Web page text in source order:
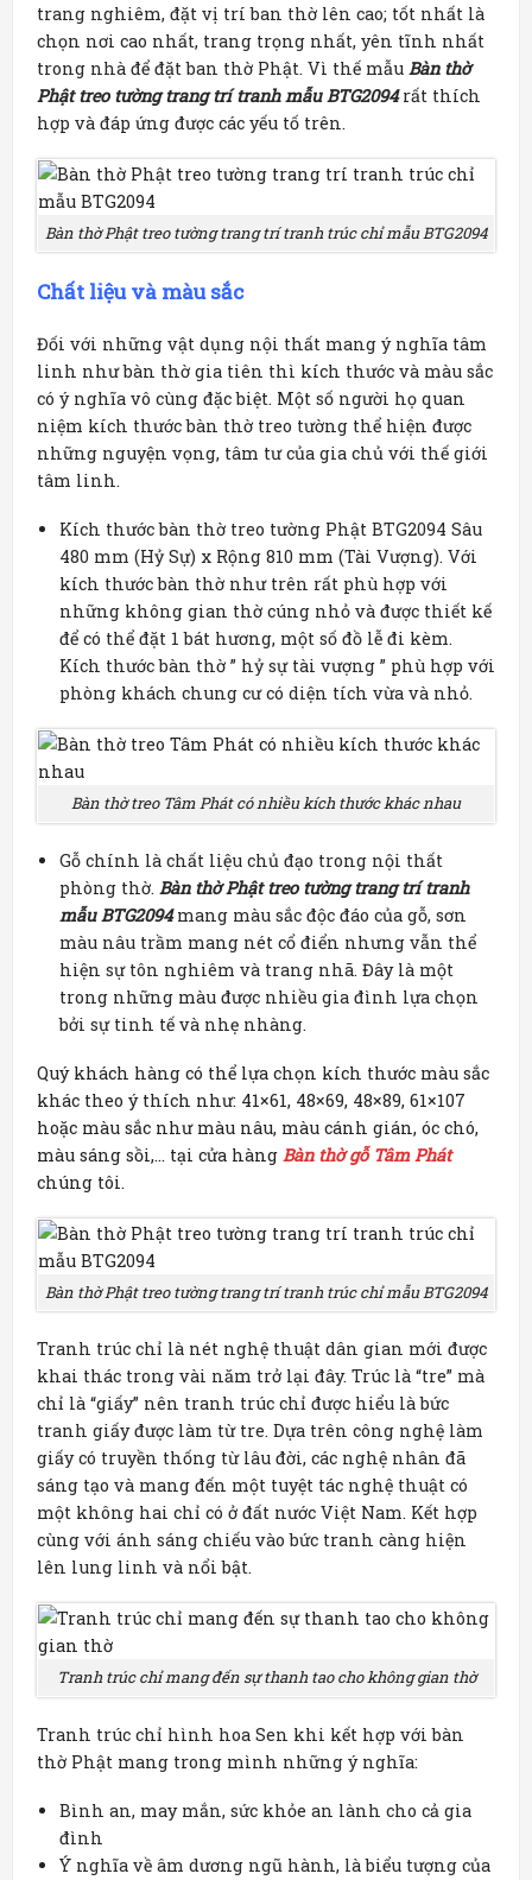
trang nghiêm, đặt vị trí ban thờ lên cao; tốt nhất là
chọn nơi cao nhất, trang trọng nhất, yên tĩnh nhất
trong nhà để đặt ban thờ Phật. Vì thế mẫu Bàn thờ
Phật treo tường trang trí tranh mẫu BTG2094rất thích
hợp và đáp ứng được các yếu tố trên.
Bàn thờ Phật treo tường trang trí tranh trúc chỉ mẫu BTG2094
Chất liệu và màu sắc
Đối với những vật dụng nội thất mang ý nghĩa tâm
linh như bàn thờ gia tiên thì kích thước và màu sắc
có ý nghĩa vô cùng đặc biệt. Một số người họ quan
niệm kích thước bàn thờ treo tường thể hiện được
những nguyện vọng, tâm tư của gia chủ với thế giới
tâm linh.
Kích thước bàn thờ treo tường Phật BTG2094 Sâu
480 mm (Hỷ Sự) x Rộng 810 mm (Tài Vượng). Với
kích thước bàn thờ như trên rất phù hợp với
những không gian thờ cúng nhỏ và được thiết kế
để có thể đặt 1 bát hương, một số đồ lễ đi kèm.
Kích thước bàn thờ ” hỷ sự tài vượng ” phù hợp với
phòng khách chung cư có diện tích vừa và nhỏ.
Bàn thờ treo Tâm Phát có nhiều kích thước khác nhau
Gỗ chính là chất liệu chủ đạo trong nội thất
phòng thờ. Bàn thờ Phật treo tường trang trí tranh
mẫu BTG2094 mang màu sắc độc đáo của gỗ, sơn
màu nâu trầm mang nét cổ điển nhưng vẫn thể
hiện sự tôn nghiêm và trang nhã. Đây là một
trong những màu được nhiều gia đình lựa chọn
bởi sự tinh tế và nhẹ nhàng.
Quý khách hàng có thể lựa chọn kích thước màu sắc
khác theo ý thích như: 41×61, 48×69, 48×89, 61×107
hoặc màu sắc như màu nâu, màu cánh gián, óc chó,
màu sáng sồi,… tại cửa hàng Bàn thờ gỗ Tâm Phát
chúng tôi.
Bàn thờ Phật treo tường trang trí tranh trúc chỉ mẫu BTG2094
Tranh trúc chỉ là nét nghệ thuật dân gian mới được
khai thác trong vài năm trở lại đây. Trúc là “tre” mà
chỉ là “giấy” nên tranh trúc chỉ được hiểu là bức
tranh giấy được làm từ tre. Dựa trên công nghệ làm
giấy có truyền thống từ lâu đời, các nghệ nhân đã
sáng tạo và mang đến một tuyệt tác nghệ thuật có
một không hai chỉ có ở đất nước Việt Nam. Kết hợp
cùng với ánh sáng chiếu vào bức tranh càng hiện
lên lung linh và nổi bật.
Tranh trúc chỉ mang đến sự thanh tao cho không gian thờ
Tranh trúc chỉ hình hoa Sen khi kết hợp với bàn
thờ Phật mang trong mình những ý nghĩa:
Bình an, may mắn, sức khỏe an lành cho cả gia
đình
Ý nghĩa về âm dương ngũ hành, là biểu tượng của